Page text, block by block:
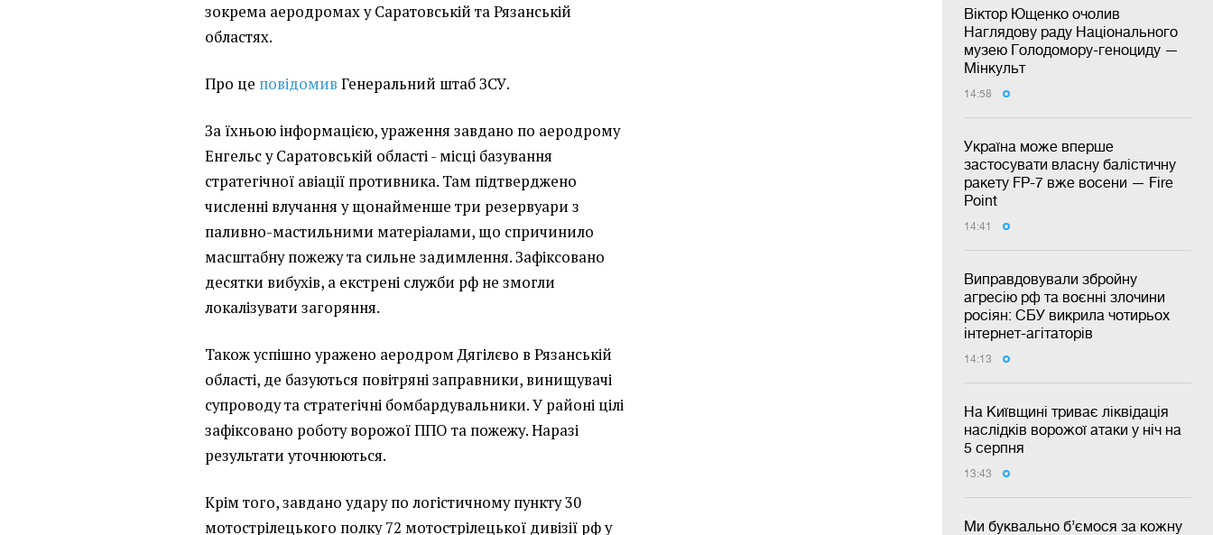
Віктор Ющенко очолив
Наглядову раду Національного
музею Голодомору-геноциду —
Мінкульт
14:58
Україна може вперше
застосувати власну балістичну
ракету FP-7 вже восени — Fire
Point
14:41
Виправдовували збройну
агресію рф та воєнні злочини
росіян: СБУ викрила чотирьох
інтернет-агітаторів
14:13
На Київщині триває ліквідація
наслідків ворожої атаки у ніч на
5 серпня
13:43
Ми буквально б’ємося за кожну
зокрема аеродромах у Саратовській та Рязанській
областях.
Про це повідомив Генеральний штаб ЗСУ.
За їхньою інформацією, ураження завдано по аеродрому
Енгельс у Саратовській області - місці базування
стратегічної авіації противника. Там підтверджено
численні влучання у щонайменше три резервуари з
паливно-мастильними матеріалами, що спричинило
масштабну пожежу та сильне задимлення. Зафіксовано
десятки вибухів, а екстрені служби рф не змогли
локалізувати загоряння.
Також успішно уражено аеродром Дягілєво в Рязанській
області, де базуються повітряні заправники, винищувачі
супроводу та стратегічні бомбардувальники. У районі цілі
зафіксовано роботу ворожої ППО та пожежу. Наразі
результати уточнюються.
Крім того, завдано удару по логістичному пункту 30
мотострілецького полку 72 мотострілецької дивізії рф у